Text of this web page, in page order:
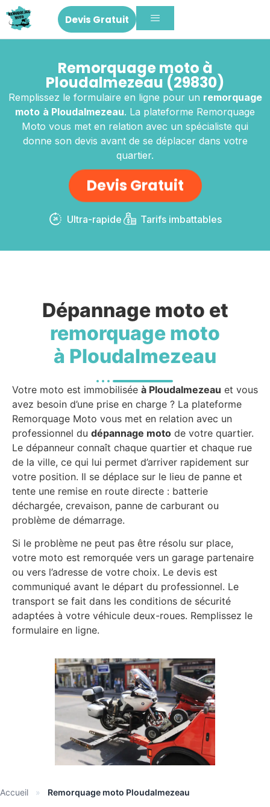
Devis Gratuit
Remorquage moto à
Ploudalmezeau (29830)
Remplissez le formulaire en ligne pour un remorquage
moto à Ploudalmezeau. La plateforme Remorquage
Moto vous met en relation avec un spécialiste qui
donne son devis avant de se déplacer dans votre
quartier.
Devis Gratuit
Ultra-rapide Tarifs imbattables
Dépannage moto et
remorquage moto
à Ploudalmezeau
Votre moto est immobilisée à Ploudalmezeau et vous
avez besoin d’une prise en charge ? La plateforme
Remorquage Moto vous met en relation avec un
professionnel du dépannage moto de votre quartier.
Le dépanneur connaît chaque quartier et chaque rue
de la ville, ce qui lui permet d’arriver rapidement sur
votre position. Il se déplace sur le lieu de panne et
tente une remise en route directe : batterie
déchargée, crevaison, panne de carburant ou
problème de démarrage.
Si le problème ne peut pas être résolu sur place,
votre moto est remorquée vers un garage partenaire
ou vers l’adresse de votre choix. Le devis est
communiqué avant le départ du professionnel. Le
transport se fait dans les conditions de sécurité
adaptées à votre véhicule deux-roues. Remplissez le
formulaire en ligne.
Accueil » Remorquage moto Ploudalmezeau